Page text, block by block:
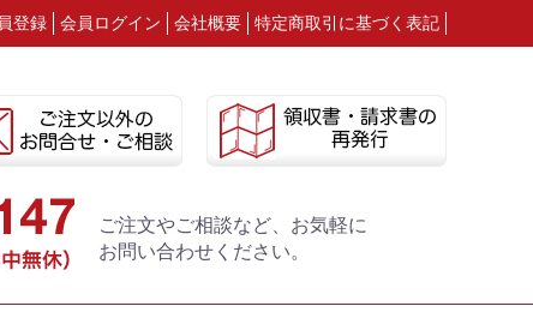
登録 会員ログイン 会社概要 特定商取引に基づく表記
ご注文やご相談など、お気軽に
お問い合わせください。